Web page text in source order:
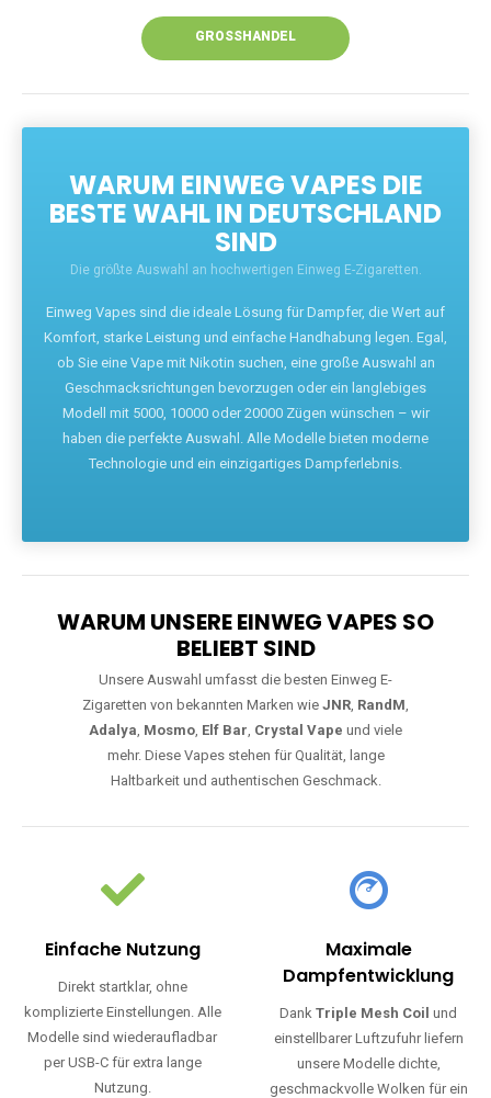
GROSSHANDEL
WARUM EINWEG VAPES DIE
BESTE WAHL IN DEUTSCHLAND
SIND
Die größte Auswahl an hochwertigen Einweg E-Zigaretten.
Einweg Vapes sind die ideale Lösung für Dampfer, die Wert auf
Komfort, starke Leistung und einfache Handhabung legen. Egal,
ob Sie eine Vape mit Nikotin suchen, eine große Auswahl an
Geschmacksrichtungen bevorzugen oder ein langlebiges
Modell mit 5000, 10000 oder 20000 Zügen wünschen – wir
haben die perfekte Auswahl. Alle Modelle bieten moderne
Technologie und ein einzigartiges Dampferlebnis.
WARUM UNSERE EINWEG VAPES SO
BELIEBT SIND
Unsere Auswahl umfasst die besten Einweg E-
Zigaretten von bekannten Marken wie JNR, RandM,
Adalya, Mosmo, Elf Bar, Crystal Vape und viele
mehr. Diese Vapes stehen für Qualität, lange
Haltbarkeit und authentischen Geschmack.
Einfache Nutzung
Direkt startklar, ohne
komplizierte Einstellungen. Alle
Modelle sind wiederaufladbar
per USB-C für extra lange
Nutzung.
Maximale
Dampfentwicklung
DankTriple Mesh Coil und
einstellbarer Luftzufuhr liefern
unsere Modelle dichte,
geschmackvolle Wolken für ein